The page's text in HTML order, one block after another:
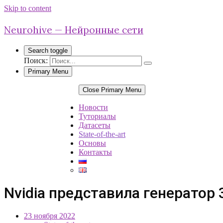
Skip to content
Neurohive — Нейронные сети
Search toggle
Поиск:
Primary Menu
Close Primary Menu
Новости
Туториалы
Датасеты
State-of-the-art
Основы
Контакты
Nvidia представила
23 ноября 2022